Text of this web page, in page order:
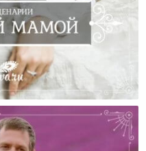
Моей Мамой.